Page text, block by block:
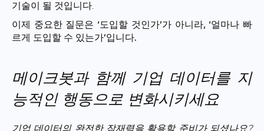
기술이 될 것입니다.
이제 중요한 질문은 ‘도입할 것인가’가 아니라, ‘얼마나 빠
르게 도입할 수 있는가’입니다.
메이크봇과 함께 기업 데이터를 지
능적인 행동으로 변화시키세요